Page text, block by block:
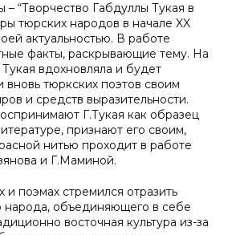
“Творчество Габдуллы Тукая в
тюрских народов в начале XX
актуальностью. В работе
факты, раскрывающие тему. На
вдохновляла и будет
вновь тюркских поэтов своим
и средств выразительности.
Г.Тукая как образец
признают его своим,
нитью проходит в работе
и Г.Маминой.
и поэмах стремился отразить
народа, объединяющего в себе
восточная культура из-за